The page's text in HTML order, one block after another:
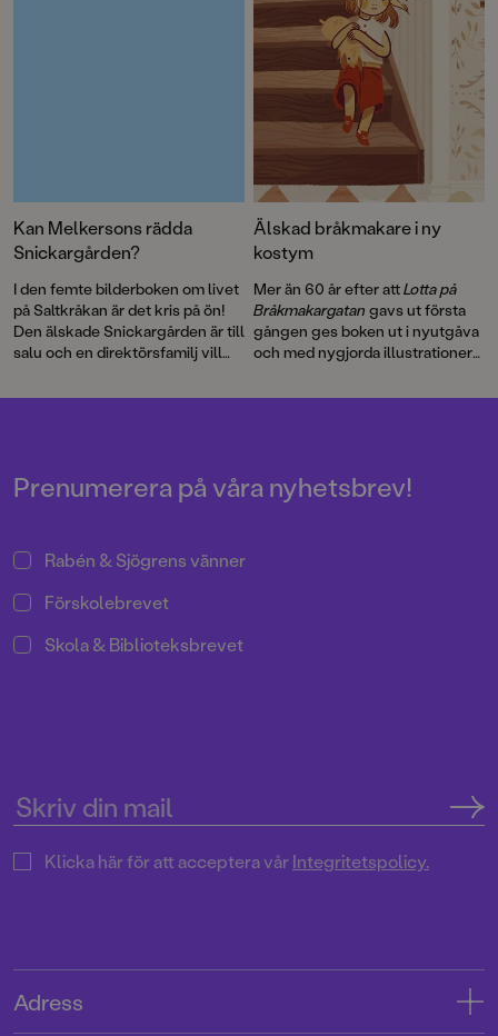
Kan Melkersons rädda
Snickargården?
I den femte bilderboken om livet
på Saltkråkan är det kris på ön!
Den älskade Snickargården är till
salu och en direktörsfamilj vill
bygga en bungalow …
berättelse.
Älskad bråkmakare i ny
kostym
Mer än 60 år efter attLotta på
Bråkmakargatan gavs ut första
gången ges boken ut i nyutgåva
och med nygjorda illustrationer
Prenumerera på våra nyhetsbrev!
Rabén & Sjögrens vänner
Förskolebrevet
Skola & Biblioteksbrevet
Klicka här för att acceptera vårIntegritetspolicy.
Adress